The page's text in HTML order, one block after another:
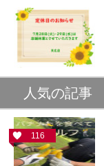
人気の記事
116